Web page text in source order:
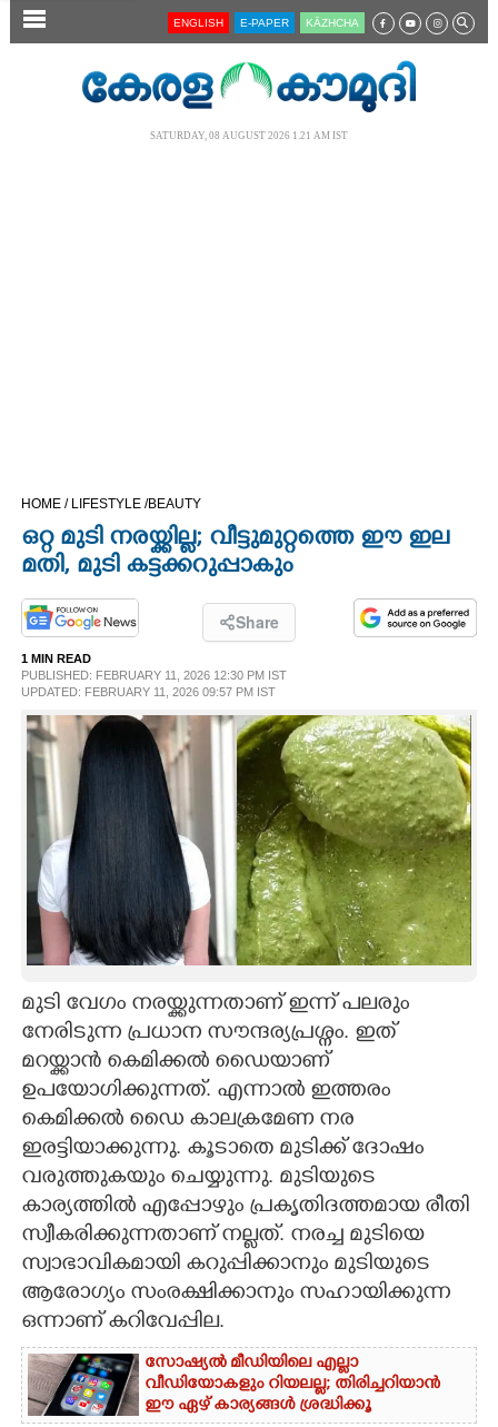
SECTIONS
SPIRITUAL
INFO+
ART
ASTRO
CARTOONS
LITERATURE
ZOOM
CONTACT US
ENGLISH E-PAPER KĀZHCHA
SATURDAY, 08 AUGUST 2026 1.21 AM IST
HOME / LIFESTYLE /BEAUTY
ഒറ്റ മുടി നരയ്ക്കില്ല; വീട്ടുമുറ്റത്തെ ഈ ഇല
മതി, മുടി കട്ടക്കറുപ്പാകും
Share
1 MIN READ
PUBLISHED: FEBRUARY 11, 2026 12:30 PM IST
UPDATED: FEBRUARY 11, 2026 09:57 PM IST
മുടി വേഗം നരയ്ക്കുന്നതാണ് ഇന്ന് പലരും
നേരിടുന്ന പ്രധാന സൗന്ദര്യപ്രശ്നം. ഇത്
മറയ്ക്കാൻ കെമിക്കൽ ഡെെയാണ്
ഉപയോഗിക്കുന്നത്. എന്നാൽ ഇത്തരം
കെമിക്കൽ ഡെെ കാലക്രമേണ നര
ഇരട്ടിയാക്കുന്നു. കൂടാതെ മുടിക്ക് ദോഷം
വരുത്തുകയും ചെയ്യുന്നു. മുടിയുടെ
കാര്യത്തിൽ എപ്പോഴും പ്രകൃതിദത്തമായ രീതി
സ്വീകരിക്കുന്നതാണ് നല്ലത്. നരച്ച മുടിയെ
സ്വാഭാവികമായി കറുപ്പിക്കാനും മുടിയുടെ
ആരോഗ്യം സംരക്ഷിക്കാനും സഹായിക്കുന്ന
ഒന്നാണ് കറിവേപ്പില.
സോഷ്യൽ മീഡിയിലെ എല്ലാ
വീഡിയോകളും റിയലല്ല; തിരിച്ചറിയാൻ
ഈ ഏഴ് കാര്യങ്ങൾ ശ്രദ്ധിക്കൂ